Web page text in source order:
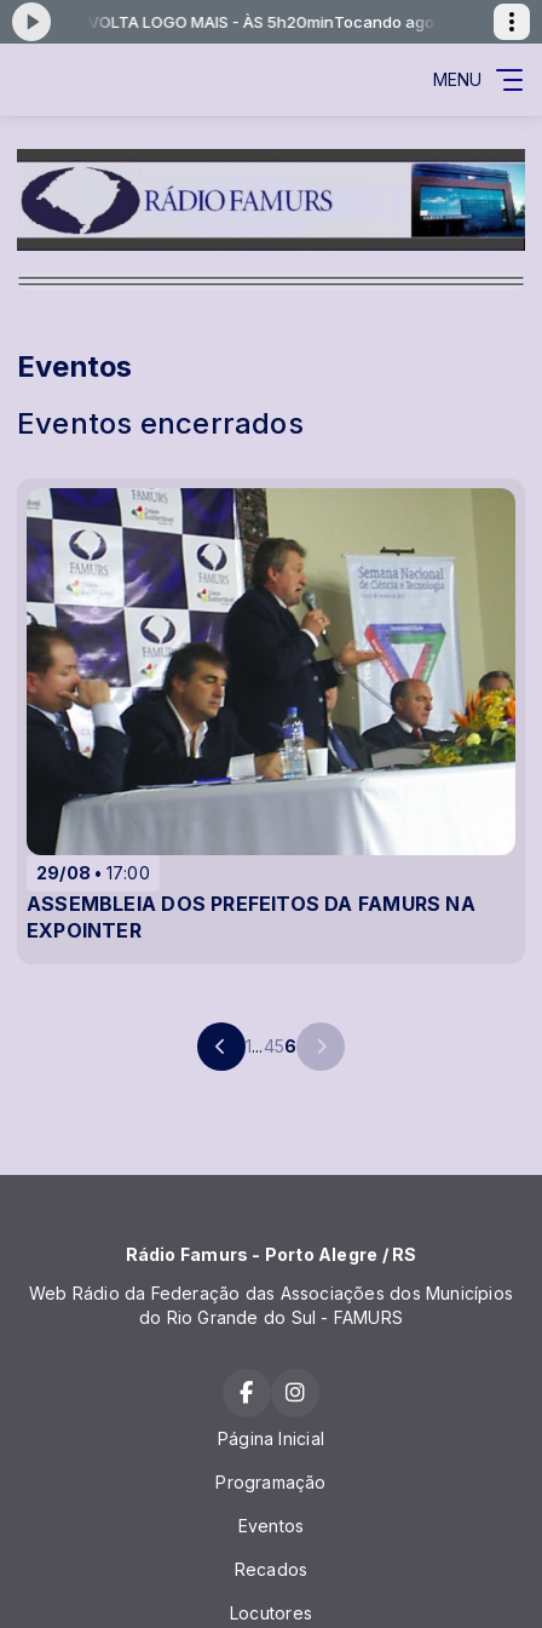
VOLTA LOGO MAIS - ÀS 5h20minTocando agora: NOSSA
MENU
Eventos
Eventos encerrados
29/08 17:00
ASSEMBLEIA DOS PREFEITOS DA FAMURS NA
EXPOINTER
1...456
Rádio Famurs - Porto Alegre / RS
Web Rádio da Federação das Associações dos Municípios
do Rio Grande do Sul - FAMURS
Página Inicial
Programação
Eventos
Recados
Locutores